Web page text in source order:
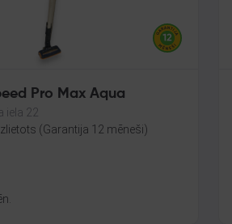
Pro Max Aqua
iela 22
(Garantija 12 mēneši)